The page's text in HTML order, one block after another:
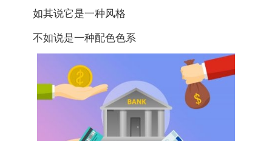
如其说它是一种风格
不如说是一种配色色系